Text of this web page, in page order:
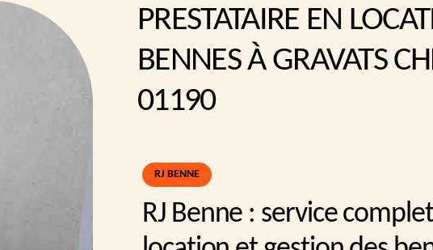
PRESTATAIRE EN
BENNES À GRAVATS
01190
RJ BENNE
RJ Benne : service